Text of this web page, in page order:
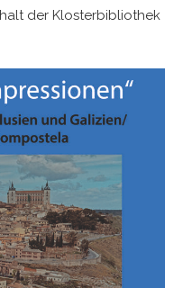
der Klosterbibliothek